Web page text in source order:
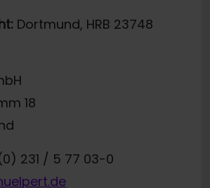
Dortmund, HRB 23748
18
231 / 5 77 03-0